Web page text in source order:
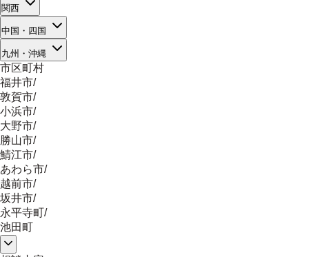
関西
中国・四国
九州・沖縄
市区町村
福井市/
敦賀市/
小浜市/
大野市/
勝山市/
鯖江市/
あわら市/
越前市/
坂井市/
永平寺町/
池田町